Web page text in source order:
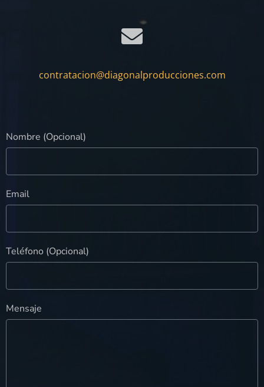
contratacion@diagonalproducciones.com
Nombre (Opcional)
Email
Teléfono (Opcional)
Mensaje